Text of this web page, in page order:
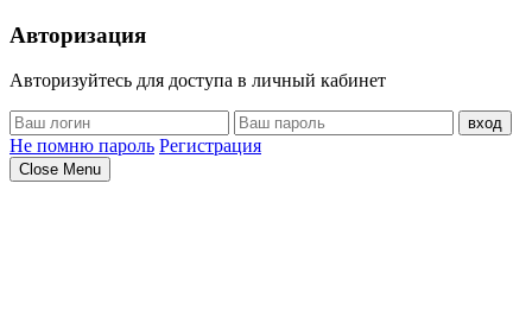
Авторизация
Авторизуйтесь для доступа в личный кабинет
вход
Не помню пароль Регистрация
Close Menu